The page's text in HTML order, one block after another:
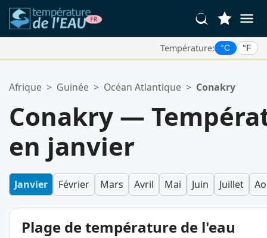
Température: °C °F
Votre liste de favoris est vide.
Afrique > Guinée > Océan Atlantique > Conakry
Conakry —
en janvier
Janvier Février Mars Avril Mai Juin Juillet
Plage de température de l'eau